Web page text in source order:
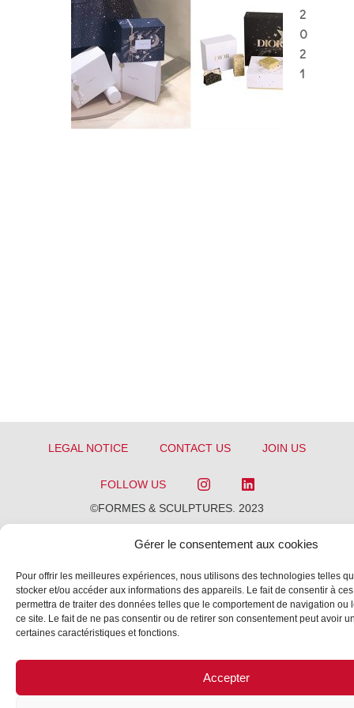
Gérer le consentement aux cookies
Pour offrir les meilleures expériences, nous utilisons des technologies telles
stocker et/ou accéder aux informations des appareils. Le fait de consentir à
permettra de traiter des données telles que le comportement de navigation ou
ce site. Le fait de ne pas consentir ou de retirer son consentement peut avoir
certaines caractéristiques et fonctions.
Accepter
2
0
2
1
LEGAL NOTICE CONTACT US JOIN US
FOLLOW US
©FORMES & SCULPTURES. 2023